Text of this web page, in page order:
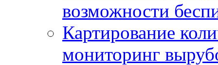
возможности
Картирование
мониторинг